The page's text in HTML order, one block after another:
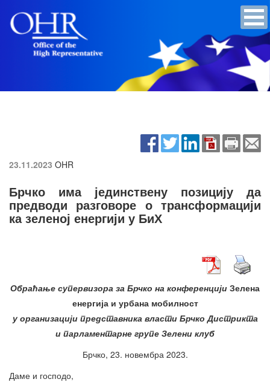
23.11.2023 OHR
Брчко има јединствену позицију да
предводи разговоре о трансформацији
ка зеленој енергији у БиХ
Обраћање супервизора за Брчко на конференцији Зелена
енергија и урбана мобилност
у организацији представника власти Брчко Дистрикта
и парламентарне групе Зелени клуб
Брчко, 23. новембра 2023.
Даме и господо,